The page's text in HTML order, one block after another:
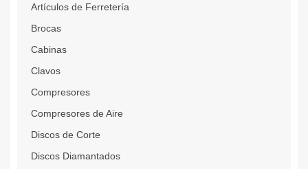
Artículos de Ferretería
Brocas
Cabinas
Clavos
Compresores
Compresores de Aire
Discos de Corte
Discos Diamantados